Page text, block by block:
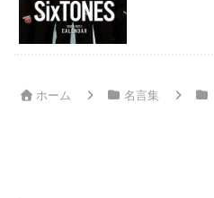
ホーム 名言集